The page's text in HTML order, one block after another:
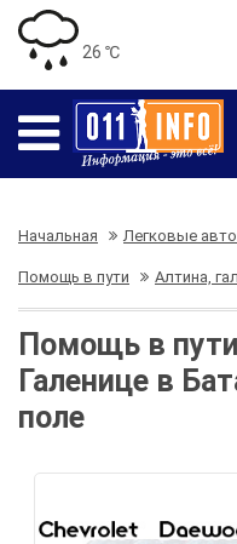
26 ℃
Начальная Легковые
Помощь в пути Алтина,
Помощь в
Галенице в
поле